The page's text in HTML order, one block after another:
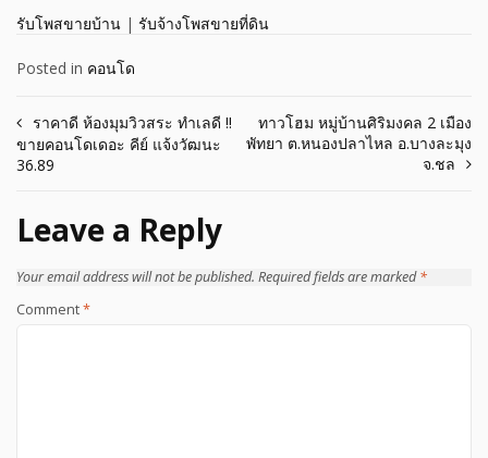
รับโพสขายบ้าน | รับจ้างโพสขายที่ดิน
Posted in คอนโด
Post
navigation
ราคาดี ห้องมุมวิวสระ ทำเลดี !!
ขายคอนโดเดอะ คีย์ แจ้งวัฒนะ
36.89
ทาวโฮม หมู่บ้านศิริมงคล 2 เมือง
พัทยา ต.หนองปลาไหล อ.บางละมุง
จ.ชล
Leave a Reply
Your email address will not be published. Required fields are marked*
Comment*